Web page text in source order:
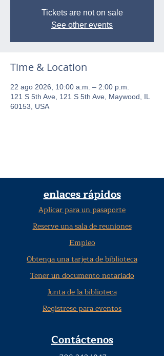
Tickets are not on sale
See other events
Time & Location
22 ago 2026, 10:00 a.m. – 2:00 p.m.
121 S 5th Ave, 121 S 5th Ave, Maywood, IL
60153, USA
enlaces rápidos
Aplicar para un pasaporte
Reserve una sala de reuniones
Empleo
Obtenga una tarjeta de biblioteca
Tener un documento notariado
Junta de la biblioteca
Regístrese para eventos
Contáctenos